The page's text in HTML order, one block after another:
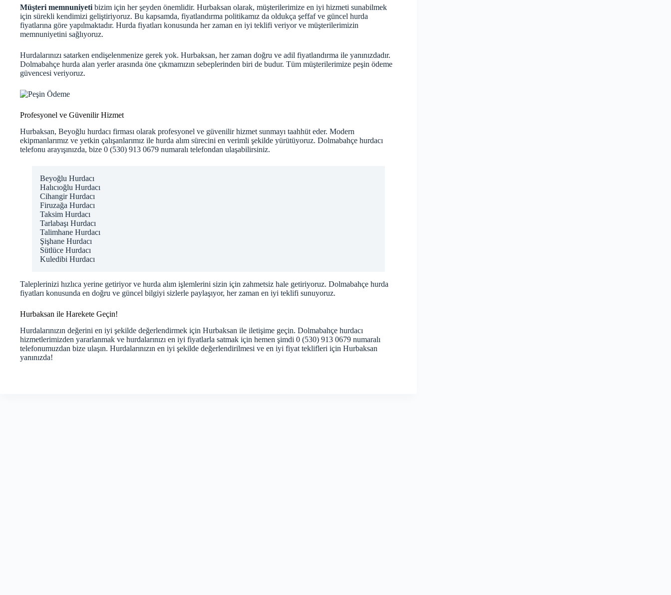
Müşteri memnuniyeti bizim için her şeyden önemlidir. Hurbaksan olarak, müşterilerimize en iyi hizmeti sunabilmek
için sürekli kendimizi geliştiriyoruz. Bu kapsamda, fiyatlandırma politikamız da oldukça şeffaf ve güncel hurda
fiyatlarına göre yapılmaktadır. Hurda fiyatları konusunda her zaman en iyi teklifi veriyor ve müşterilerimizin
memnuniyetini sağlıyoruz.
Hurdalarınızı satarken endişelenmenize gerek yok. Hurbaksan, her zaman doğru ve adil fiyatlandırma ile yanınızdadır.
Dolmabahçe hurda alan yerler arasında öne çıkmamızın sebeplerinden biri de budur. Tüm müşterilerimize peşin ödeme
güvencesi veriyoruz.
Profesyonel ve Güvenilir Hizmet
Hurbaksan, Beyoğlu hurdacı firması olarak profesyonel ve güvenilir hizmet sunmayı taahhüt eder. Modern
ekipmanlarımız ve yetkin çalışanlarımız ile hurda alım sürecini en verimli şekilde yürütüyoruz. Dolmabahçe hurdacı
telefonu arayışınızda, bize 0 (530) 913 0679 numaralı telefondan ulaşabilirsiniz.
Beyoğlu Hurdacı
Halıcıoğlu Hurdacı
Cihangir Hurdacı
Firuzağa Hurdacı
Taksim Hurdacı
Tarlabaşı Hurdacı
Talimhane Hurdacı
Şişhane Hurdacı
Sütlüce Hurdacı
Kuledibi Hurdacı
Taleplerinizi hızlıca yerine getiriyor ve hurda alım işlemlerini sizin için zahmetsiz hale getiriyoruz. Dolmabahçe hurda
fiyatları konusunda en doğru ve güncel bilgiyi sizlerle paylaşıyor, her zaman en iyi teklifi sunuyoruz.
Hurbaksan ile Harekete Geçin!
Hurdalarınızın değerini en iyi şekilde değerlendirmek için Hurbaksan ile iletişime geçin. Dolmabahçe hurdacı
hizmetlerimizden yararlanmak ve hurdalarınızı en iyi fiyatlarla satmak için hemen şimdi 0 (530) 913 0679 numaralı
telefonumuzdan bize ulaşın. Hurdalarınızın en iyi şekilde değerlendirilmesi ve en iyi fiyat teklifleri için Hurbaksan
yanınızda!